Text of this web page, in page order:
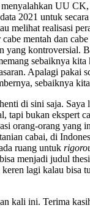
UU CK,
2021 untuk
melihat realisasi
cabe mentah dan
yang kontroversial.
sebaiknya kita
Apalagi pakai
sebaiknya
di sini saja. Saya
tapi bukan ekspert
orang-orang yang
cabai, di
ruang untuk
menjadi judul
lagi kalau bisa
kali ini. Terima